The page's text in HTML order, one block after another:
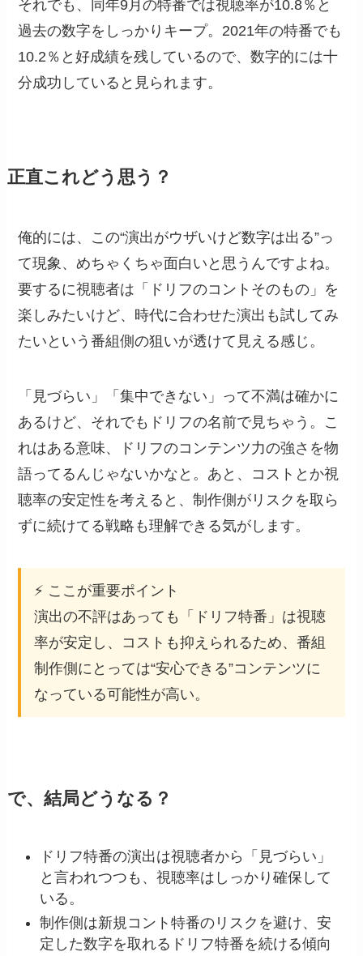
それでも、同年9月の特番では視聴率が10.8％と
過去の数字をしっかりキープ。2021年の特番でも
10.2％と好成績を残しているので、数字的には十
分成功していると見られます。
正直これどう思う？
俺的には、この“演出がウザいけど数字は出る”っ
て現象、めちゃくちゃ面白いと思うんですよね。
要するに視聴者は「ドリフのコントそのもの」を
楽しみたいけど、時代に合わせた演出も試してみ
たいという番組側の狙いが透けて見える感じ。
「見づらい」「集中できない」って不満は確かに
あるけど、それでもドリフの名前で見ちゃう。こ
れはある意味、ドリフのコンテンツ力の強さを物
語ってるんじゃないかなと。あと、コストとか視
聴率の安定性を考えると、制作側がリスクを取ら
ずに続けてる戦略も理解できる気がします。
⚡ ここが重要ポイント
演出の不評はあっても「ドリフ特番」は視聴
率が安定し、コストも抑えられるため、番組
制作側にとっては“安心できる”コンテンツに
なっている可能性が高い。
で、結局どうなる？
ドリフ特番の演出は視聴者から「見づらい」
と言われつつも、視聴率はしっかり確保して
いる。
制作側は新規コント特番のリスクを避け、安
定した数字を取れるドリフ特番を続ける傾向